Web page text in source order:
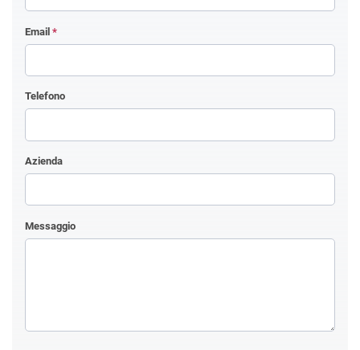
Email *
Telefono
Azienda
Messaggio